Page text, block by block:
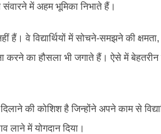
में अहम भूमिका निभाते हैं।
वे विद्यार्थियों में सोचने-समझने की
करने का हौसला भी जगाते हैं। ऐसे में बेहतरीन
की कोशिश है जिन्होंने अपने काम से
लाने में योगदान दिया।